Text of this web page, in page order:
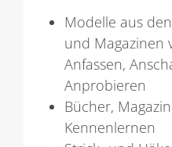
Modelle aus
und Magazinen
Anfassen,
Anprobieren
Bücher,
Kennenlernen